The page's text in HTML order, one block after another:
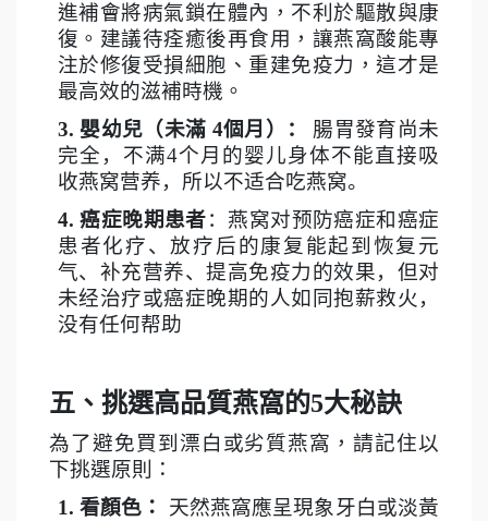
進補會將病氣鎖在體內，不利於驅散與康
復。建議待痊癒後再食用，讓燕窩酸能專
注於修復受損細胞、重建免疫力，這才是
最高效的滋補時機。
3. 嬰幼兒（未滿 4個月）：
腸胃發育尚未
完全，不满4个月的婴儿身体不能直接吸
收燕窝营养，所以不适合吃燕窝。
4.癌症晚期患者：燕窝对预防癌症和癌症
患者化疗、放疗后的康复能起到恢复元
气、补充营养、提高免疫力的效果，但对
未经治疗或癌症晚期的人如同抱薪救火，
没有任何帮助
五、挑選高品質燕窩的5大秘訣
為了避免買到漂白或劣質燕窩，請記住以
下挑選原則：
1.看顏色：
天然燕窩應呈現象牙白或淡黃